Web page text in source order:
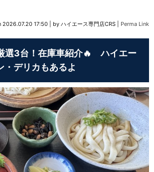
2026.07.20 17:50 by ハイエース専門店CRS Perma Link
選3台！在庫車紹介🔥 ハイエー
・デリカもあるよ